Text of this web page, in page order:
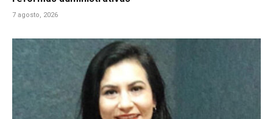
7 agosto, 2026